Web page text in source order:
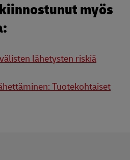
myös
lähetysten riskiä
Tuotekohtaiset